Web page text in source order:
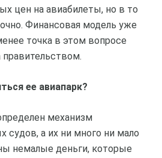
цен на авиабилеты, но в то
Финансовая модель уже
точка в этом вопросе
правительством.
ее авиапарк?
механизм
судов, а их ни много ни мало
немалые деньги, которые